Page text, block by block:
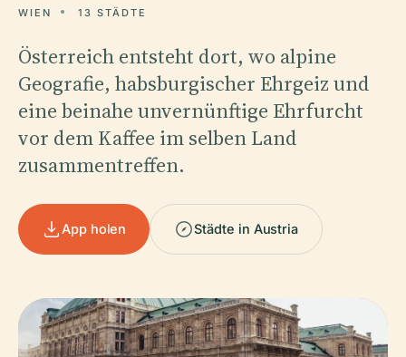
WIEN 13 STÄDTE
Österreich entsteht dort, wo alpine
Geografie, habsburgischer Ehrgeiz und
eine beinahe unvernünftige Ehrfurcht
vor dem Kaffee im selben Land
zusammentreffen.
App holen Städte in Austria